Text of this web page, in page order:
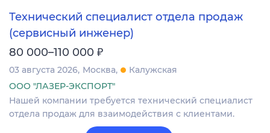
Технический специалист отдела продаж
(сервисный инженер)
80 000–110 000 ₽
03 августа 2026 Москва
Калужская
ООО "ЛАЗЕР-ЭКСПОРТ"
Нашей компании требуется технический специалист
отдела продаж для взаимодействия с клиентами.